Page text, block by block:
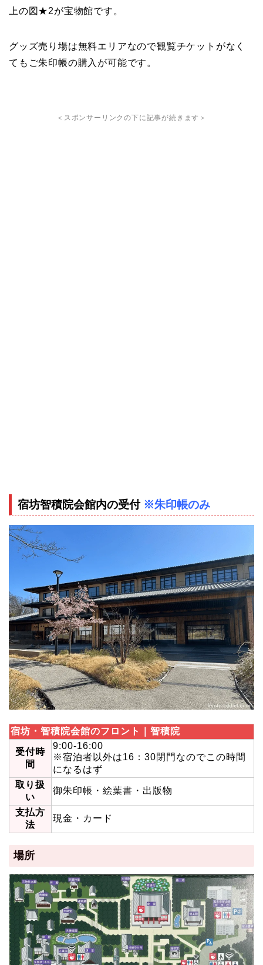
上の図★2が宝物館です。
グッズ売り場は無料エリアなので観覧チケットがなく
てもご朱印帳の購入が可能です。
＜スポンサーリンクの下に記事が続きます＞
宿坊智積院会館内の受付 ※朱印帳のみ
宿坊・智積院会館のフロント｜智積院
受付時
間
9:00-16:00
※宿泊者以外は16：30閉門なのでこの時間
になるはず
取り扱
い
御朱印帳・絵葉書・出版物
支払方
法
現金・カード
場所